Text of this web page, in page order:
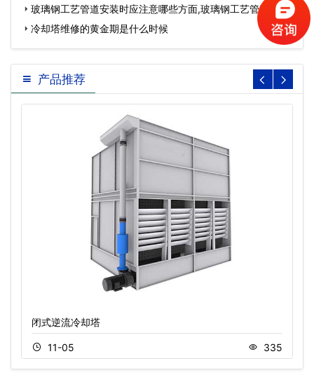
玻璃钢工艺管道安装时应注意哪些方面,玻璃钢工艺管道安
装…冷却塔维修的黄金期是什么时候
产品推荐
闭式逆流冷却塔
11-05 335